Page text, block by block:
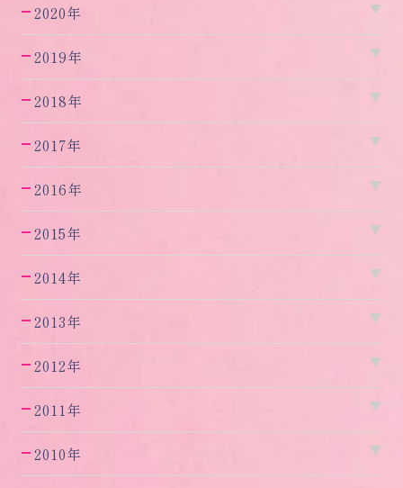
2020年
2019年
2018年
2017年
2016年
2015年
2014年
2013年
2012年
2011年
2010年